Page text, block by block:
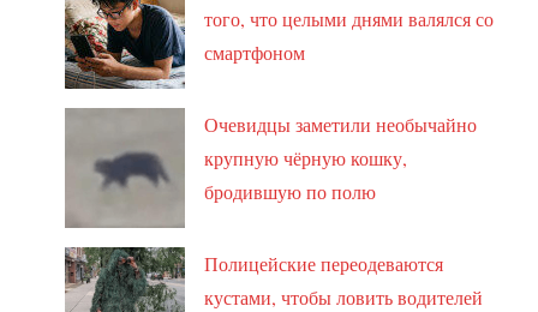
того, что целыми днями валялся со
смартфоном
Очевидцы заметили необычайно
крупную чёрную кошку,
бродившую по полю
Полицейские переодеваются
кустами, чтобы ловить водителей